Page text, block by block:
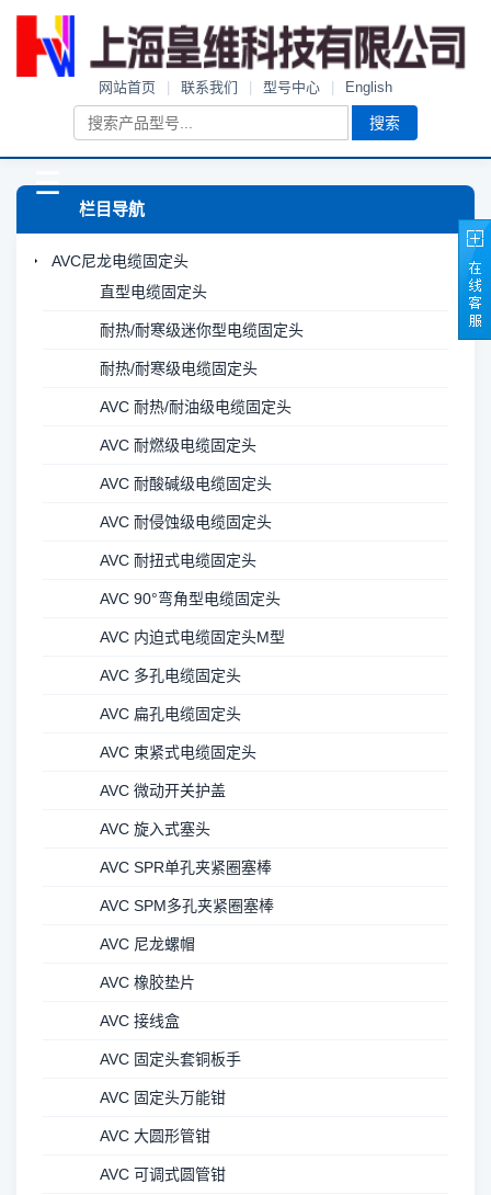
网站首页 联系我们 型号中心 English
搜索
☰
栏目导航
AVC尼龙电缆固定头
直型电缆固定头
耐热/耐寒级迷你型电缆固定头
耐热/耐寒级电缆固定头
AVC 耐热/耐油级电缆固定头
AVC 耐燃级电缆固定头
AVC 耐酸碱级电缆固定头
AVC 耐侵蚀级电缆固定头
AVC 耐扭式电缆固定头
AVC 90°弯角型电缆固定头
AVC 内迫式电缆固定头M型
AVC 多孔电缆固定头
AVC 扁孔电缆固定头
AVC 束紧式电缆固定头
AVC 微动开关护盖
AVC 旋入式塞头
AVC SPR单孔夹紧圈塞棒
AVC SPM多孔夹紧圈塞棒
AVC 尼龙螺帽
AVC 橡胶垫片
AVC 接线盒
AVC 固定头套铜板手
AVC 固定头万能钳
AVC 大圆形管钳
AVC 可调式圆管钳